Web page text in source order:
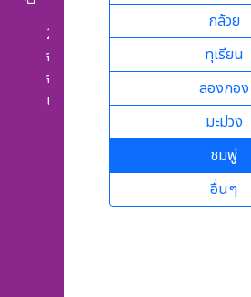
2026-08-08
จำนวนผู้เข้าชมวันนี้:86
จำนวนผู้เข้าชมทั้งหมด:208,782
เริ่มนับจากวันที่ 2023-01-04
กล้วย
ทุเรียน
ลองกอง
มะม่วง
ชมพู่
อื่นๆ